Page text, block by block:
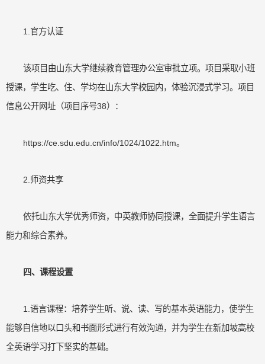
1.官方认证
该项目由山东大学继续教育管理办公室审批立项。项目采取小班
授课，学生吃、住、学均在山东大学校园内，体验沉浸式学习。项目
信息公开网址（项目序号38）：
https://ce.sdu.edu.cn/info/1024/1022.htm。
2.师资共享
依托山东大学优秀师资，中英教师协同授课，全面提升学生语言
能力和综合素养。
四、课程设置
1.语言课程：培养学生听、说、读、写的基本英语能力，使学生
能够自信地以口头和书面形式进行有效沟通，并为学生在新加坡高校
全英语学习打下坚实的基础。